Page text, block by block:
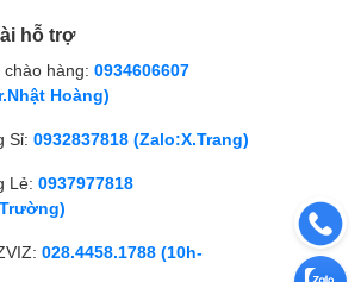
hỗ trợ
hàng: 0934606607
Hoàng)
Sỉ: 0932837818 (Zalo:X.Trang)
Lẻ: 0937977818
028.4458.1788 (10h-